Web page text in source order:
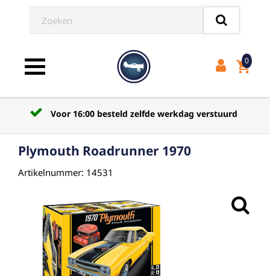
Toggle navigation shopping_cart
0
Voor 16:00 besteld zelfde werkdag verstuurd
Plymouth Roadrunner 1970
Artikelnummer: 14531